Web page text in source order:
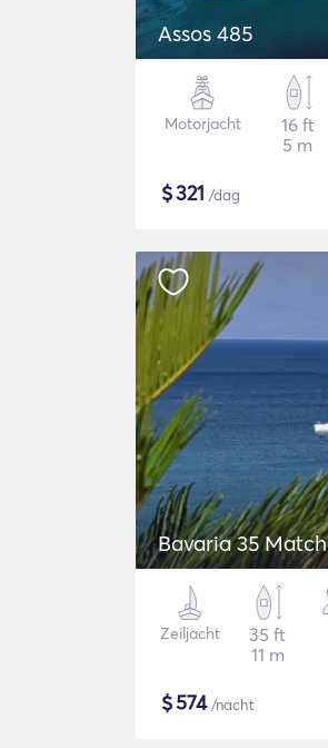
Assos 485
Motorjacht
16 ft
5 m
$321 /dag
Bavaria 35 Match
Zeiljacht
35 ft
11 m
$574/nacht